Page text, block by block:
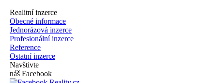
Realitní inzerce
Obecné informace
Jednorázová inzerce
Profesionální inzerce
Reference
Ostatní inzerce
Navštivte
náš Facebook